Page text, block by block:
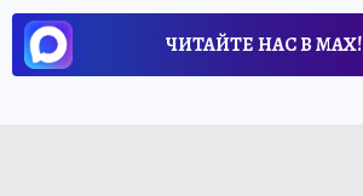
ЧИТАЙТЕ НАС В МАХ!